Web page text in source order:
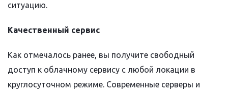
ситуацию.
Качественный сервис
Как отмечалось ранее, вы получите свободный
доступ к облачному сервису с любой локации в
круглосуточном режиме. Современные серверы и